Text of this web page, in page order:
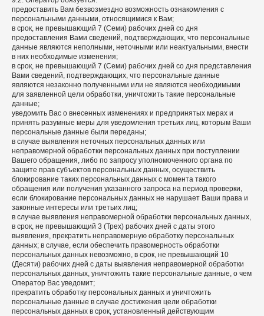
предоставить Вам безвозмездно возможность ознакомления с
персональными данными, относящимися к Вам;
в срок, не превышающий 7 (Семи) рабочих дней со дня
предоставления Вами сведений, подтверждающих, что персональные
данные являются неполными, неточными или неактуальными, внести
в них необходимые изменения;
в срок, не превышающий 7 (Семи) рабочих дней со дня представления
Вами сведений, подтверждающих, что персональные данные
являются незаконно полученными или не являются необходимыми
для заявленной цели обработки, уничтожить такие персональные
данные;
уведомить Вас о внесенных изменениях и предпринятых мерах и
принять разумные меры для уведомления третьих лиц, которым Ваши
персональные данные были переданы;
в случае выявления неточных персональных данных или
неправомерной обработки персональных данных при поступлении
Вашего обращения, либо по запросу уполномоченного органа по
защите прав субъектов персональных данных, осуществить
блокирование таких персональных данных с момента такого
обращения или получения указанного запроса на период проверки,
если блокирование персональных данных не нарушает Ваши права и
законные интересы или третьих лиц;
в случае выявления неправомерной обработки персональных данных,
в срок, не превышающий 3 (Трех) рабочих дней с даты этого
выявления, прекратить неправомерную обработку персональных
данных; в случае, если обеспечить правомерность обработки
персональных данных невозможно, в срок, не превышающий 10
(Десяти) рабочих дней с даты выявления неправомерной обработки
персональных данных, уничтожить такие персональные данные, о чем
Оператор Вас уведомит;
прекратить обработку персональных данных и уничтожить
персональные данные в случае достижения цели обработки
персональных данных в срок, установленный действующим